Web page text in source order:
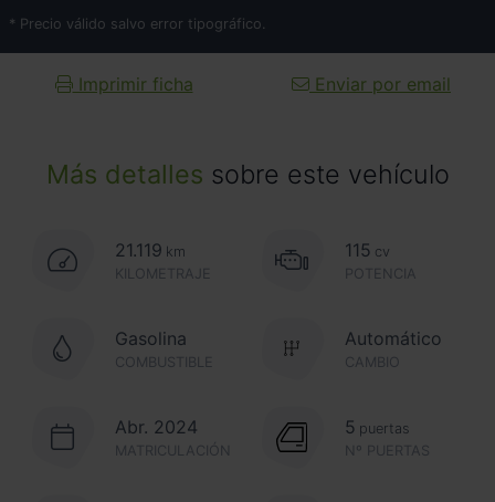
Más detalles sobre este vehículo
21.119 km
KILOMETRAJE
115 cv
POTENCIA
Gasolina
COMBUSTIBLE CAMBIO
Automático
Abr. 2024
MATRICULACIÓN Nº PUERTAS
5 puertas
* Precio válido salvo error tipográfico.
Imprimir ficha Enviar por email